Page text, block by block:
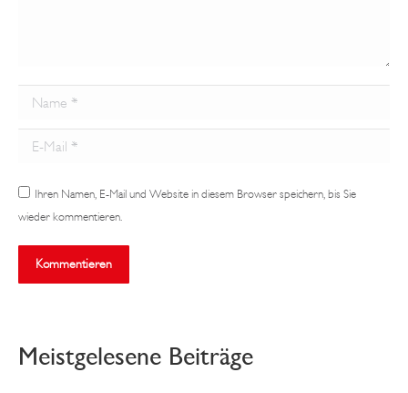
Name *
E-Mail *
Ihren Namen, E-Mail und Website in diesem Browser speichern, bis Sie
wieder kommentieren.
Kommentieren
Meistgelesene Beiträge